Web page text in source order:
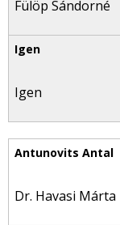
Fülöp Sándorné
Igen
Dr. Havasi Márta